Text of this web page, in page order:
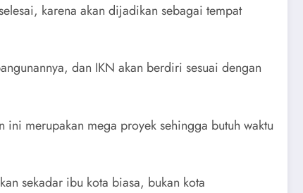
karena akan dijadikan sebagai tempat
dan IKN akan berdiri sesuai dengan
ini merupakan mega proyek sehingga butuh waktu
sekadar ibu kota biasa, bukan kota